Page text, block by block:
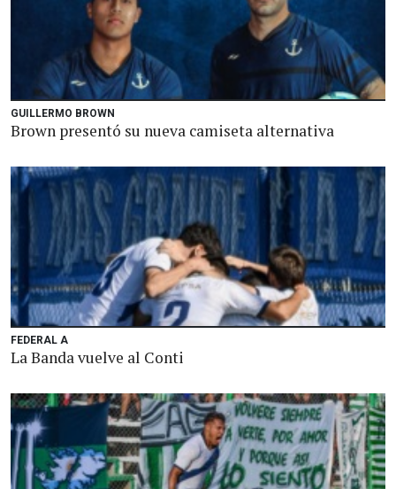
GUILLERMO BROWN
Brown presentó su nueva camiseta alternativa
FEDERAL A
La Banda vuelve al Conti